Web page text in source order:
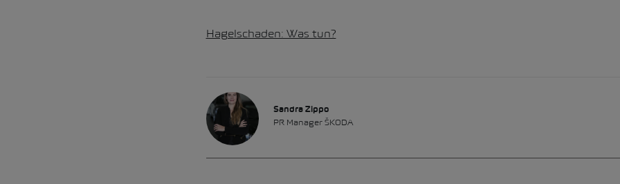
Hagelschaden: Was tun?
Sandra Zippo
PR Manager ŠKODA